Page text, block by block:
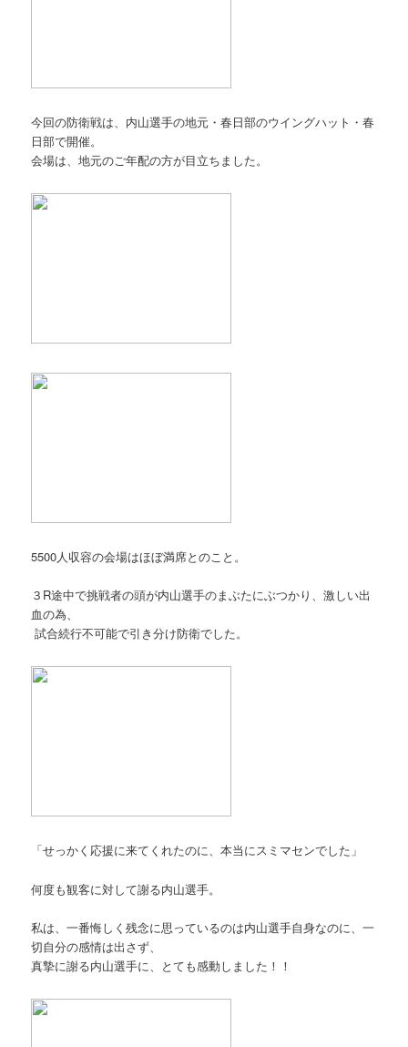
今回の防衛戦は、内山選手の地元・春日部のウイングハット・春
日部で開催。
会場は、地元のご年配の方が目立ちました。
5500人収容の会場はほぼ満席とのこと。
３R途中で挑戦者の頭が内山選手のまぶたにぶつかり、激しい出
血の為、
試合続行不可能で引き分け防衛でした。
「せっかく応援に来てくれたのに、本当にスミマセンでした」
何度も観客に対して謝る内山選手。
私は、一番悔しく残念に思っているのは内山選手自身なのに、一
切自分の感情は出さず、
真摯に謝る内山選手に、とても感動しました！！